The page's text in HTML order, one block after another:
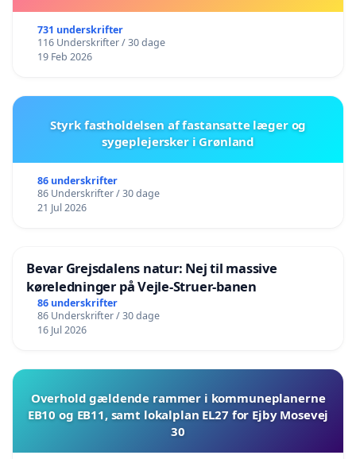
731 underskrifter
116 Underskrifter / 30 dage
19 Feb 2026
Styrk fastholdelsen af fastansatte læger og
sygeplejersker i Grønland
86 underskrifter
86 Underskrifter / 30 dage
21 Jul 2026
Bevar Grejsdalens natur: Nej til massive
køreledninger på Vejle-Struer-banen
86 underskrifter
86 Underskrifter / 30 dage
16 Jul 2026
Overhold gældende rammer i kommuneplanerne
EB10 og EB11, samt lokalplan EL27 for Ejby Mosevej
30